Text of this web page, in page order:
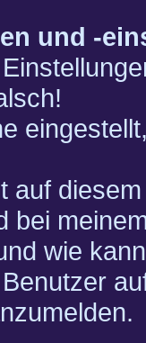
und -
auf
bei
wie